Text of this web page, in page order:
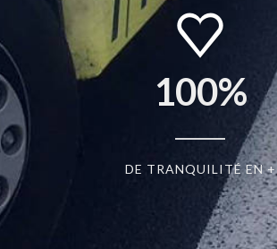
100%
DE TRANQUILITÉ EN +